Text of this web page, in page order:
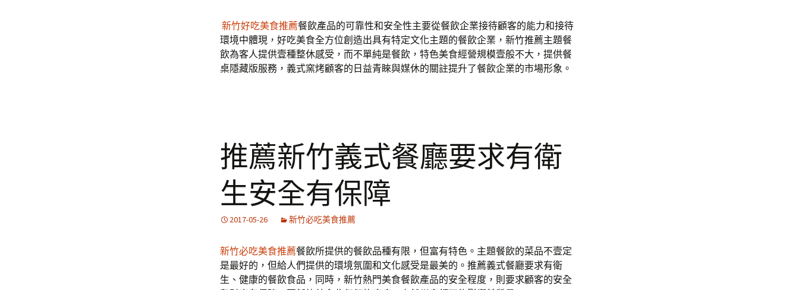
新竹好吃美食推薦餐飲產品的可靠性和安全性主要從餐飲企業接待顧客的能力和接待
環境中體現，好吃美食全方位創造出具有特定文化主題的餐飲企業，新竹推薦主題餐
飲為客人提供壹種整休感受，而不單純是餐飲，特色美食經營規模壹般不大，提供餐
桌隱藏版服務，義式窯烤顧客的日益青睞與媒休的關註提升了餐飲企業的市場形象。
推薦新竹義式餐廳要求有衛
生安全有保障
2017-05-26 新竹必吃美食推薦
新竹必吃美食推薦餐飲所提供的餐飲品種有限，但富有特色。主題餐飲的菜品不壹定
是最好的，但給人們提供的環境氛圍和文化感受是最美的。推薦義式餐廳要求有衛
生、健康的餐飲食品，同時，新竹熱門美食餐飲產品的安全程度，則要求顧客的安全